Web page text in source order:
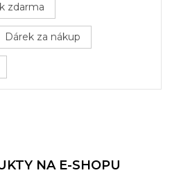
zdarma
Dárek za nákup
NA E-SHOPU